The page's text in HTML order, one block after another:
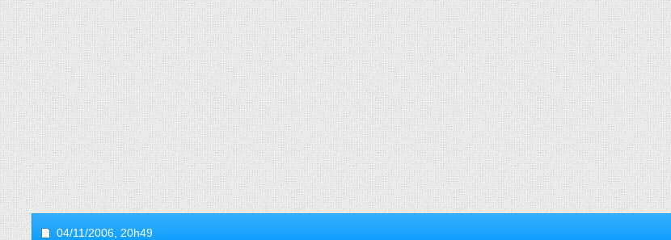
04/11/2006, 20h49